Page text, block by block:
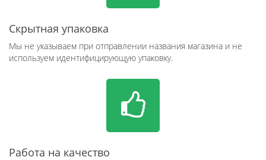
Скрытная упаковка
Мы не указываем при отправлении названия магазина и не
используем идентифицирующую упаковку.
Работа на качество